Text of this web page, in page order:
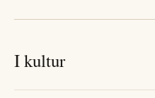
I kultur